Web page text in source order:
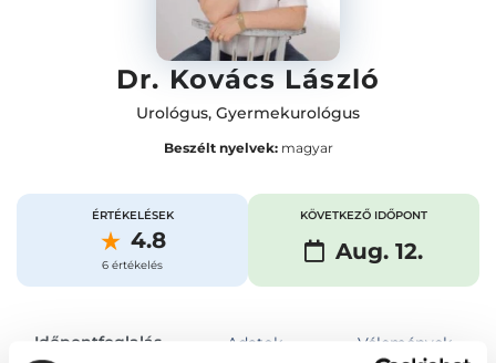
Dr. Kovács László
Urológus, Gyermekurológus
Beszélt nyelvek:magyar
ÉRTÉKELÉSEK
4.8
6 értékelés
KÖVETKEZŐ IDŐPONT
Aug. 12.
Időpontfoglalás Adatok Vélemények